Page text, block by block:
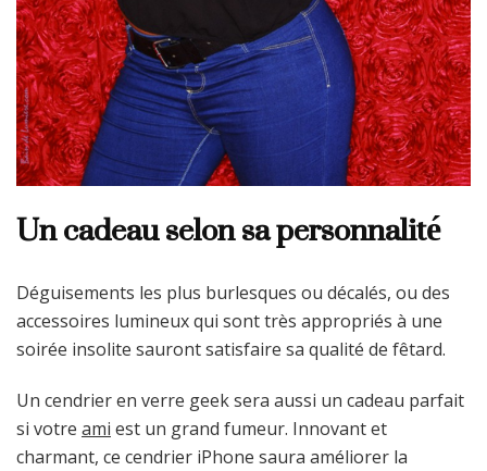
Un cadeau selon sa personnalité
Déguisements les plus burlesques ou décalés, ou des
accessoires lumineux qui sont très appropriés à une
soirée insolite sauront satisfaire sa qualité de fêtard.
Un cendrier en verre geek sera aussi un cadeau parfait
si votre ami est un grand fumeur. Innovant et
charmant, ce cendrier iPhone saura améliorer la